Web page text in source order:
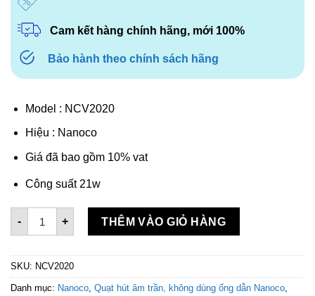
Cam kết hàng chính hãng, mới 100%
Bảo hành theo chính sách hãng
Model : NCV2020
Hiệu : Nanoco
Giá đã bao gồm 10% vat
Công suất 21w
-
Quạt hút âm trần Nanoco NCV2020 không dùng ống dẫn
+ THÊM VÀO GIỎ HÀNG
SKU: NCV2020
Danh mục: Nanoco, Quạt hút âm trần, không dùng ống dẫn Nanoco,